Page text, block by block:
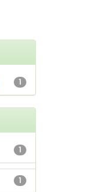
1
1
1